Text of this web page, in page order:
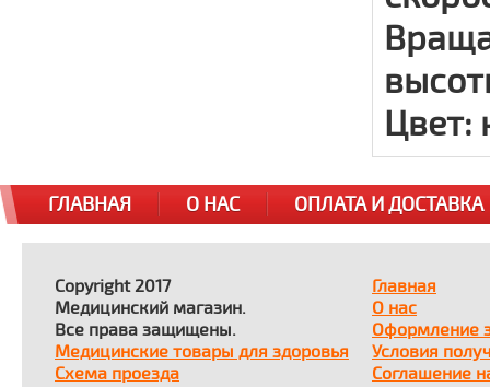
Цвет:
ГЛАВНАЯ О НАС ОПЛАТА И ДОСТАВКА
Copyright 2017
Медицинский магазин.
Все права защищены.
Медицинские товары для здоровья
Схема проезда
Главная
О нас
Оформление
Условия
Соглашение